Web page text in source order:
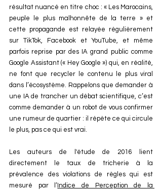
résultat nuancé en titre choc : « Les Marocains,
peuple le plus malhonnête de la terre » et
cette propagande est relayée régulièrement
sur TikTok, Facebook et YouTube, et même
parfois reprise par des IA grand public comme
Google Assistant (« Hey Google ») qui, en réalité,
ne font que recycler le contenu le plus viral
dans l’écosystème. Rappelons que demander à
une IA de trancher un débat scientifique, c’est
comme demander à un robot de vous confirmer
une rumeur de quartier : il répète ce qui circule
le plus, pas ce qui est vrai.
Les auteurs de l'étude de 2016 lient
directement le taux de tricherie à la
prévalence des violations de règles qui est
mesuré par
l’Indice de Perception de la